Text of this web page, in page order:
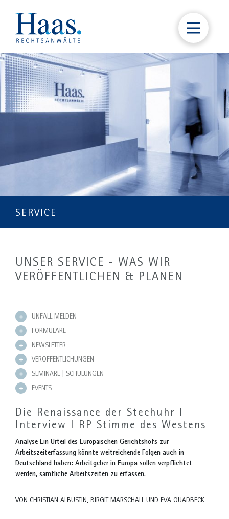
SERVICE
UNSER SERVICE - WAS WIR
VERÖFFENTLICHEN & PLANEN
UNFALL MELDEN
FORMULARE
NEWSLETTER
VERÖFFENTLICHUNGEN
SEMINARE | SCHULUNGEN
EVENTS
Die Renaissance der Stechuhr I
Interview I RP Stimme des Westens
Analyse Ein Urteil des Europäischen Gerichtshofs zur
Arbeitszeiterfassung könnte weitreichende Folgen auch in
Deutschland haben: Arbeitgeber in Europa sollen verpflichtet
werden, sämtliche Arbeitszeiten zu erfassen.
VON CHRISTIAN ALBUSTIN, BIRGIT MARSCHALL UND EVA QUADBECK